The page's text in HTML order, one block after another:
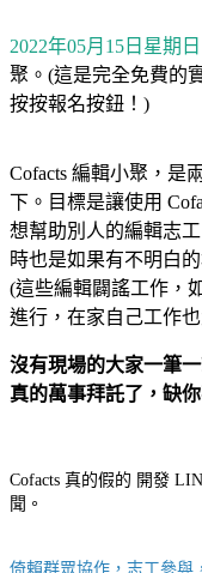
2022年05月15日星期
聚。(這是完全免費的
按按報名按鈕！)
Cofacts 編輯小聚，是
下。目標是讓使用
想幫助別人的編輯志
時也是如果有不明白
(這些編輯闢謠工作，
進行，在家自己工作
沒有現場的大家一筆
真的萬事拜託了，缺你
Cofacts 真的假的 開發
聞。
倚賴群眾協作，志工參與